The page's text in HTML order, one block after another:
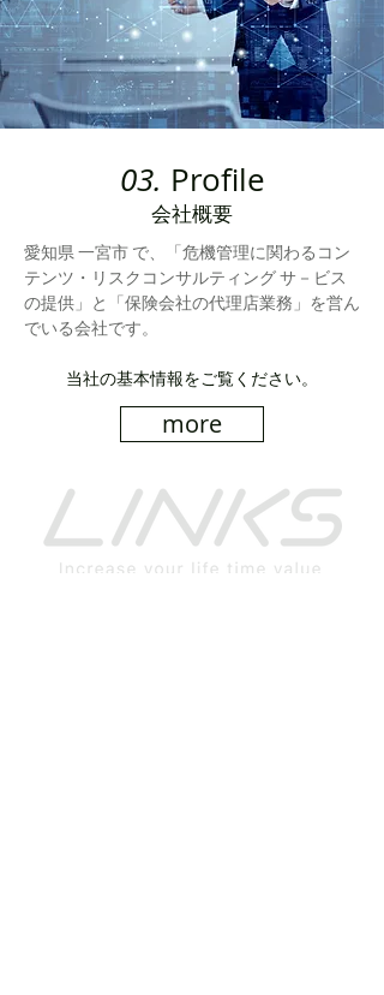
03. Profile
会社概要
愛知県 一宮市 で、「危機管理に関わるコン
テンツ・リスクコンサルティング サ－ビス
の提供」と「保険会社の代理店業務」を営ん
でいる会社です。
​当社の基本情報をご覧ください。
more